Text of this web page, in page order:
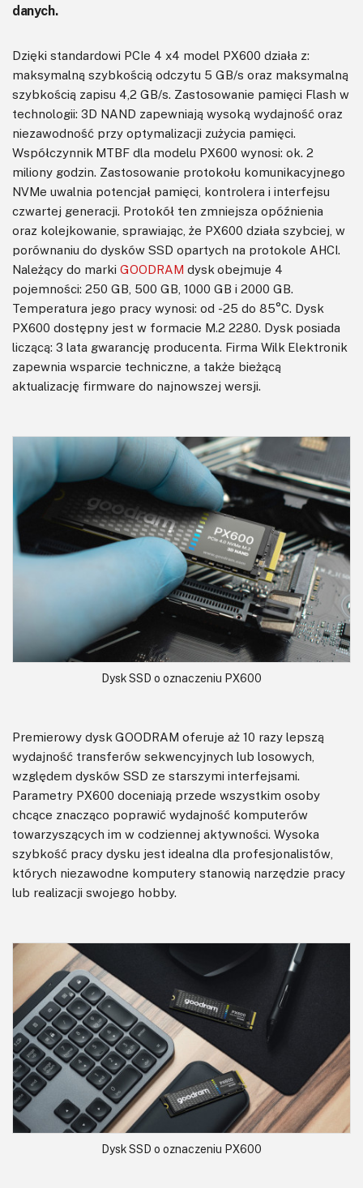
danych.
Dzięki standardowi PCIe 4 x4 model PX600 działa z:
maksymalną szybkością odczytu 5 GB/s oraz maksymalną
szybkością zapisu 4,2 GB/s. Zastosowanie pamięci Flash w
technologii: 3D NAND zapewniają wysoką wydajność oraz
niezawodność przy optymalizacji zużycia pamięci.
Współczynnik MTBF dla modelu PX600 wynosi: ok. 2
miliony godzin. Zastosowanie protokołu komunikacyjnego
NVMe uwalnia potencjał pamięci, kontrolera i interfejsu
czwartej generacji. Protokół ten zmniejsza opóźnienia
oraz kolejkowanie, sprawiając, że PX600 działa szybciej, w
porównaniu do dysków SSD opartych na protokole AHCI.
Należący do marki GOODRAM dysk obejmuje 4
pojemności: 250 GB, 500 GB, 1000 GB i 2000 GB.
Temperatura jego pracy wynosi: od -25 do 85°C. Dysk
PX600 dostępny jest w formacie M.2 2280. Dysk posiada
liczącą: 3 lata gwarancję producenta. Firma Wilk Elektronik
zapewnia wsparcie techniczne, a także bieżącą
aktualizację firmware do najnowszej wersji.
Dysk SSD o oznaczeniu PX600
Premierowy dysk GOODRAM oferuje aż 10 razy lepszą
wydajność transferów sekwencyjnych lub losowych,
względem dysków SSD ze starszymi interfejsami.
Parametry PX600 doceniają przede wszystkim osoby
chcące znacząco poprawić wydajność komputerów
towarzyszących im w codziennej aktywności. Wysoka
szybkość pracy dysku jest idealna dla profesjonalistów,
których niezawodne komputery stanowią narzędzie pracy
lub realizacji swojego hobby.
Dysk SSD o oznaczeniu PX600